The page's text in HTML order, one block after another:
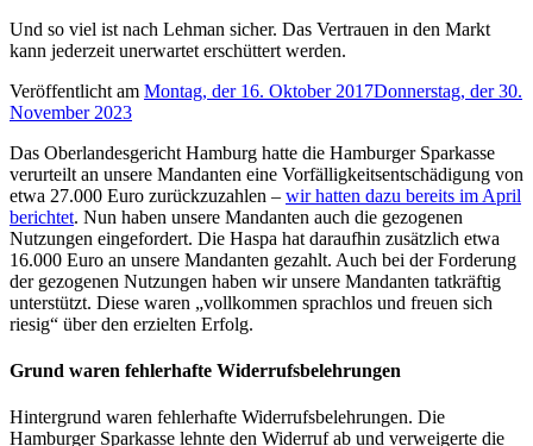
Und so viel ist nach Lehman sicher. Das Vertrauen in den Markt
kann jederzeit unerwartet erschüttert werden.
Veröffentlicht am Montag, der 16. Oktober 2017Donnerstag, der 30.
November 2023
Das Oberlandesgericht Hamburg hatte die Hamburger Sparkasse
verurteilt an unsere Mandanten eine Vorfälligkeitsentschädigung von
etwa 27.000 Euro zurückzuzahlen – wir hatten dazu bereits im April
berichtet. Nun haben unsere Mandanten auch die gezogenen
Nutzungen eingefordert. Die Haspa hat daraufhin zusätzlich etwa
16.000 Euro an unsere Mandanten gezahlt. Auch bei der Forderung
der gezogenen Nutzungen haben wir unsere Mandanten tatkräftig
unterstützt. Diese waren „vollkommen sprachlos und freuen sich
riesig“ über den erzielten Erfolg.
Grund waren fehlerhafte Widerrufsbelehrungen
Hintergrund waren fehlerhafte Widerrufsbelehrungen. Die
Hamburger Sparkasse lehnte den Widerruf ab und verweigerte die